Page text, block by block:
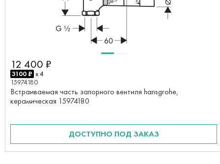
12 400 ₽
3100 ₽ x 4
15974180
Встраиваемая часть запорного вентиля hansgrohe,
керамическая 15974180
ДОСТУПНО ПОД ЗАКАЗ